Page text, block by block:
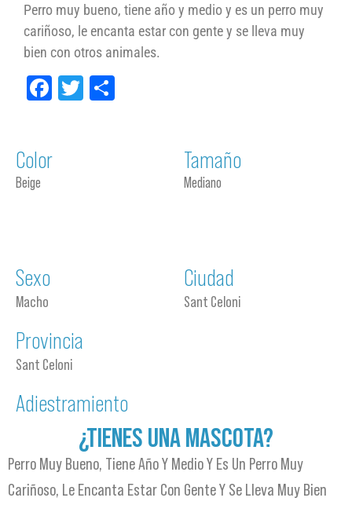
Perro muy bueno, tiene año y medio y es un perro muy
cariñoso, le encanta estar con gente y se lleva muy
bien con otros animales.
Facebook
Twitter
Color
Beige
Tamaño
Mediano
Sexo
Macho
Ciudad
Sant Celoni
Provincia
Sant Celoni
Adiestramiento
¿TIENES UNA MASCOTA?
Perro Muy Bueno, Tiene Año Y Medio Y Es Un Perro Muy
Cariñoso, Le Encanta Estar Con Gente Y Se Lleva Muy Bien